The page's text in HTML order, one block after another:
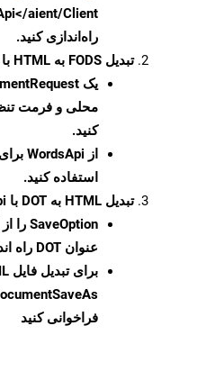
راه‌اندازی کنید.
تبدیل FODS به HTML با WordsApi
یک
کنید.
استفاده کنید.
تبدیل HTML به DOT با CellsApi
SaveOption
عنوان DOT راه اندازی کنید
برای تبدیل فایل HTML به فرمت
فراخوانی کنید